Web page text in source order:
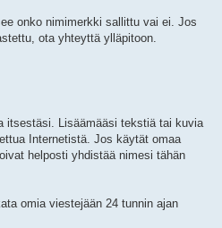
onko nimimerkki sallittu vai ei. Jos
ota yhteyttä ylläpitoon.
itsestäsi. Lisäämääsi tekstiä tai kuvia
Internetistä. Jos käytät omaa
helposti yhdistää nimesi tähän
omia viestejään 24 tunnin ajan